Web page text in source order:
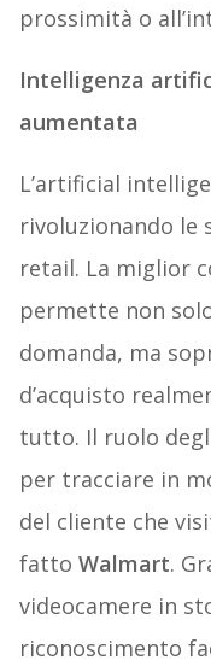
prossimità o
Intelligenza
aumentata
L’artificial
rivoluzionando le
retail. La miglior
permette non
domanda, ma
d’acquisto
tutto. Il ruolo
per tracciare in
del cliente che
fatto Walmart.
videocamere in
riconoscimento